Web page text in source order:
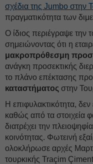
σχέδια της Jumbο στην
πραγματικότητα των
Ο ίδιος περιέγραψε
σημειώνοντας ότι η
μακροπρόθεσμη
ανάγκη προσεκτικής
το πλάνο επέκτασης
καταστήματος στην
Η επιφυλακτικότητα,
καθώς από τα στοιχεία
διατρέχει την
κοινότητας. Φωτεινή
ολοκλήρωσε αρχές
τουρκικής Traçim